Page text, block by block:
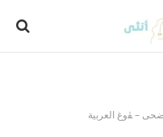
– ﭭوغ العربية